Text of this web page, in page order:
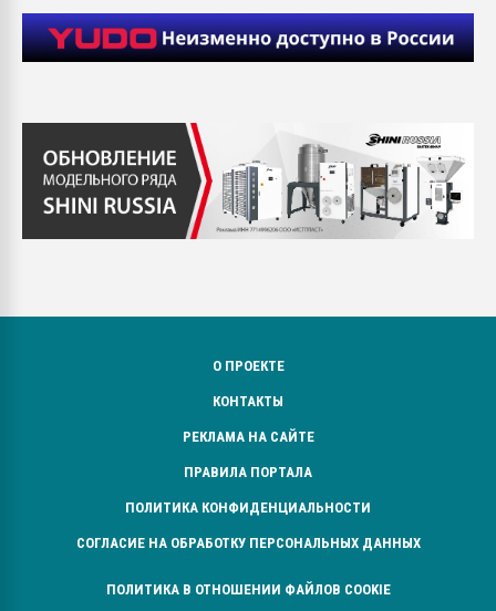
О ПРОЕКТЕ
КОНТАКТЫ
РЕКЛАМА НА САЙТЕ
ПРАВИЛА ПОРТАЛА
ПОЛИТИКА КОНФИДЕНЦИАЛЬНОСТИ
СОГЛАСИЕ НА ОБРАБОТКУ ПЕРСОНАЛЬНЫХ ДАННЫХ
ПОЛИТИКА В ОТНОШЕНИИ ФАЙЛОВ COOKIE